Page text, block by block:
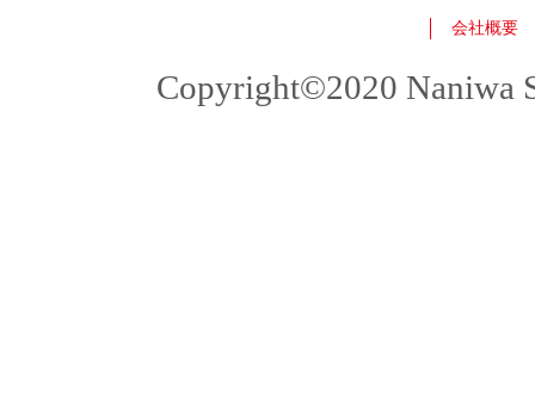
会社概要
Copyright©2020 Naniwa